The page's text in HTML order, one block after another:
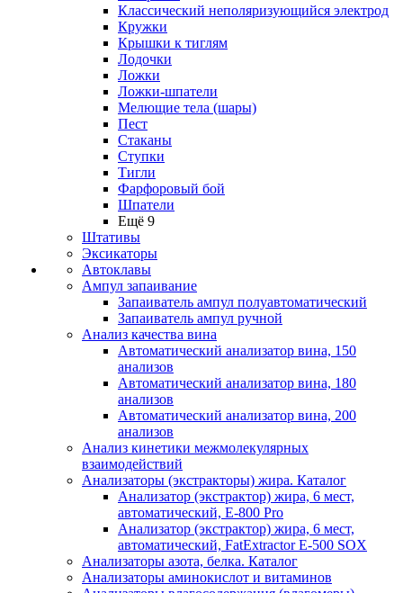
Классический неполяризующийся электрод
Кружки
Крышки к тиглям
Лодочки
Ложки
Ложки-шпатели
Мелющие тела (шары)
Пест
Стаканы
Ступки
Тигли
Фарфоровый бой
Шпатели
Ещё 9
Штативы
Эксикаторы
Автоклавы
Ампул запаивание
Запаиватель ампул полуавтоматический
Запаиватель ампул ручной
Анализ качества вина
Автоматический анализатор вина, 150
анализов
Автоматический анализатор вина, 180
анализов
Автоматический анализатор вина, 200
анализов
Анализ кинетики межмолекулярных
взаимодействий
Анализаторы (экстракторы) жира. Каталог
Анализатор (экстрактор) жира, 6 мест,
автоматический, E-800 Pro
Анализатор (экстрактор) жира, 6 мест,
автоматический, FatExtractor E-500 SOX
Анализаторы азота, белка. Каталог
Анализаторы аминокислот и витаминов